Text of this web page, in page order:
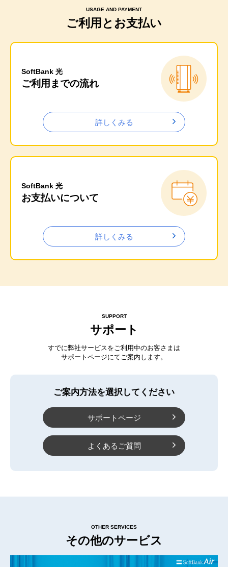
USAGE AND PAYMENT
ご利用とお支払い
SoftBank 光
ご利用までの流れ
詳しくみる
SoftBank 光
お支払いについて
詳しくみる
SUPPORT
サポート
すでに弊社サービスをご利用中のお客さまは
サポートページにてご案内します。
ご案内方法を選択してください
サポートページ
よくあるご質問
OTHER SERVICES
その他のサービス